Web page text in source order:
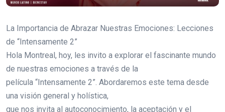
La Importancia de Abrazar Nuestras Emociones: Lecciones
de “Intensamente 2”
Hola Montreal, hoy, les invito a explorar el fascinante mundo
de nuestras emociones a través de la
película “Intensamente 2”. Abordaremos este tema desde
una visión general y holística,
que nos invita al autoconocimiento, la aceptación y el